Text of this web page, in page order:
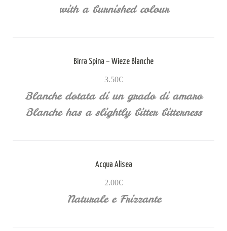
with a burnished colour
Birra Spina – Wieze Blanche
3.50€
Blanche dotata di un grado di amaro
Blanche has a slightly bitter bitterness
Acqua Alisea
2.00€
Naturale e Frizzante